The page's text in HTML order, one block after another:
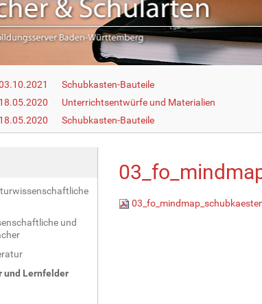
Schubkasten-Bauteile
18.05.2020
Unterrichtsentwürfe und Materialien
18.05.2020
Schubkasten-Bauteile
und
und Lernfelder